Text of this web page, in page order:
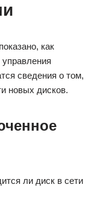
как
сведения о том,
новых дисков.
ли диск в сети